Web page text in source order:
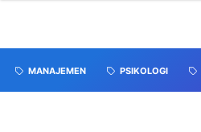
MANAJEMEN PSIKOLOGI